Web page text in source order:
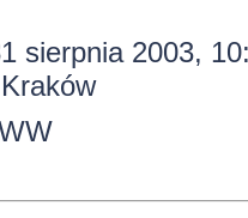
sierpnia 2003,
Kraków